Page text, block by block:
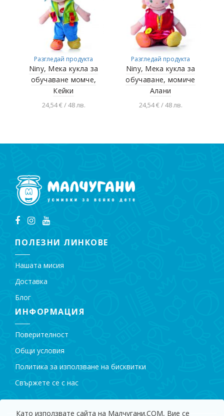
Като използвате сайта на Малчугани.COM, Вие се
Разгледай продукта
Niny, Мека кукла за
обучаване момче,
Кейки
24,54 € / 48 лв.
Разгледай продукта
Niny, Мека кукла за
обучаване, момиче
Алани
24,54 € / 48 лв.
ПОЛЕЗНИ ЛИНКОВЕ
Нашата мисия
Доставка
Блог
ИНФОРМАЦИЯ
Поверителност
Общи условия
Политика за използване на бисквитки
Свържете се с нас